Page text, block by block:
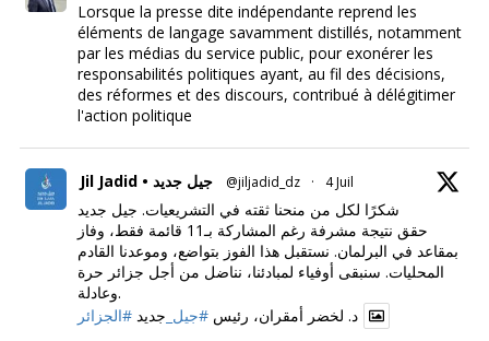
Lorsque la presse dite indépendante reprend les
éléments de langage savamment distillés, notamment
par les médias du service public, pour exonérer les
responsabilités politiques ayant, au fil des décisions,
des réformes et des discours, contribué à délégitimer
l'action politique
Jil Jadid • جيل جديد @jiljadid_dz · 4 Juil
شكرًا لكل من منحنا ثقته في التشريعيات. جيل جديد
حقق نتيجة مشرفة رغم المشاركة بـ11 قائمة فقط، وفاز
بمقاعد في البرلمان. نستقبل هذا الفوز بتواضع، وموعدنا القادم
المحليات. سنبقى أوفياء لمبادئنا، نناضل من أجل جزائر حرة
وعادلة.
د. لخضر أمقران، رئيس#جيل_ جديد#الجزائر